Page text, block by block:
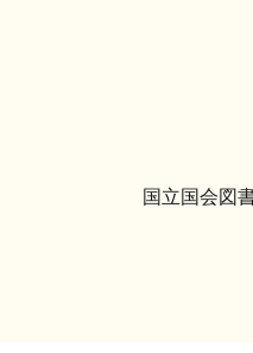
国立国会図